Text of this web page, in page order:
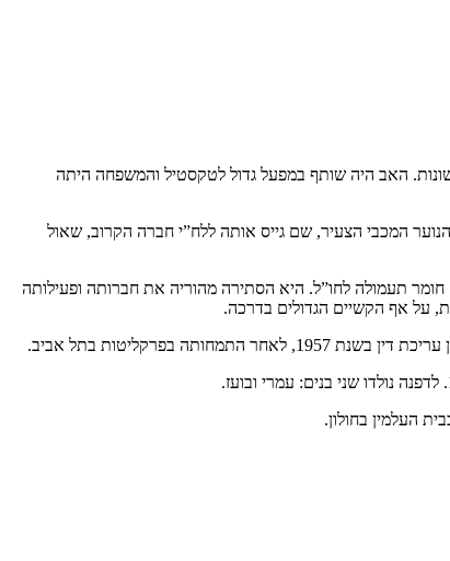
שבפולין ביום כ”ז באלול תר”צ, 20 בספטמבר 1930, בת יחידה להוריה פלורה ויצחק ורדי (רוזנפלד). המשפחה עלתה לארץ בשנות ה־30 הראשונות. האב היה שותף במפעל גדול לטקסטיל והמשפחה היתה
המכבי הצעיר, שם גייס אותה ללח”י חברה הקרוב, שאול
תעמולה לחו”ל. היא הסתירה מהוריה את חברותה ופעילותה
על אף הקשיים הגדולים בדרכה.